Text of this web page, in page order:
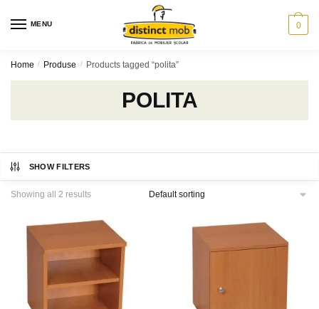
MENU 0
Home / Produse / Products tagged “polita”
POLITA
SHOW FILTERS
Showing all 2 results